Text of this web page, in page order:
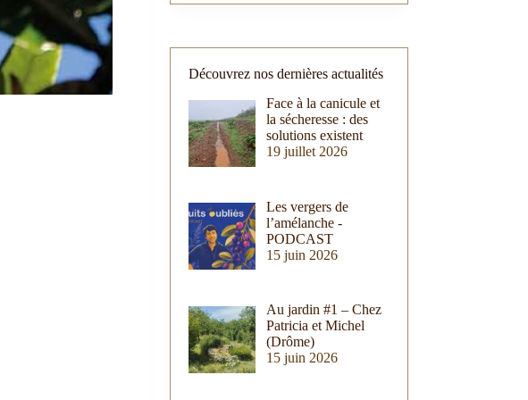
Découvrez nos dernières actualités
Face à la canicule et
la sécheresse : des
solutions existent
19 juillet 2026
Les vergers de
l’amélanche -
PODCAST
15 juin 2026
Au jardin #1 – Chez
Patricia et Michel
(Drôme)
15 juin 2026